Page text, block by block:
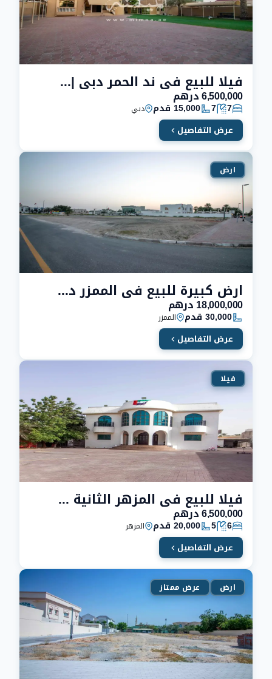
فيلا للبيع في ند الحمر دبي | رخيصة | للمواطنين و الخليجيين
6,500,000 درهم
7
7 15,000 قدم دبي
عرض التفاصيل
ارض
ارض كبيرة للبيع في الممزر دبي | مساحة 30,000 قدم
18,000,000 درهم
30,000 قدم الممزر
عرض التفاصيل
فيلا
فيلا للبيع في المزهر الثانية | مساحة 20 الف قدم
6,500,000 درهم
6
5 20,000 قدم المزهر
عرض التفاصيل
ارض عرض ممتاز